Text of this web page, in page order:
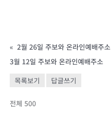
« 2월 26일 주보와 온라인예배주소
3월 12일 주보와 온라인예배주소
목록보기
답글쓰기
전체 500